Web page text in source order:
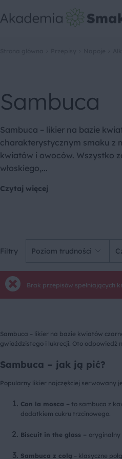
Sambuca
Sambuca – likier na bazie
charakterystycznym smaku z
kwiatów i owoców. Wszystko
włoskiego,...
Czytaj więcej
Filtry Poziom trudności
Brak przepisów spełniających
Sambuca – likier na bazie kwiatów
gwiaździstego i lukrecji. Oto odpowiedź
Sambuca – jak ją pić?
Popularny likier najczęściej serwowany
Con la mosca – to sambuca z
dodatkiem cukru trzcinowego.
Biscuit in the glass – oryginalny
Sambuca z colą – klasyczne